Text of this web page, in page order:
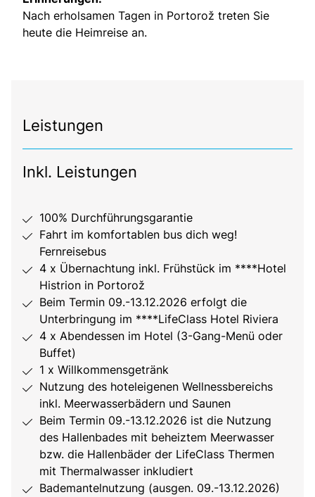
Nach erholsamen Tagen in Portorož treten Sie
heute die Heimreise an.
Leistungen
Inkl. Leistungen
100% Durchführungsgarantie
Fahrt im komfortablen bus dich weg!
Fernreisebus
4 x Übernachtung inkl. Frühstück im ****Hotel
Histrion in Portorož
Beim Termin 09.-13.12.2026 erfolgt die
Unterbringung im ****LifeClass Hotel Riviera
4 x Abendessen im Hotel (3-Gang-Menü oder
Buffet)
1 x Willkommensgetränk
Nutzung des hoteleigenen Wellnessbereichs
inkl. Meerwasserbädern und Saunen
Beim Termin 09.-13.12.2026 ist die Nutzung
des Hallenbades mit beheiztem Meerwasser
bzw. die Hallenbäder der LifeClass Thermen
mit Thermalwasser inkludiert
Bademantelnutzung (ausgen. 09.-13.12.2026)